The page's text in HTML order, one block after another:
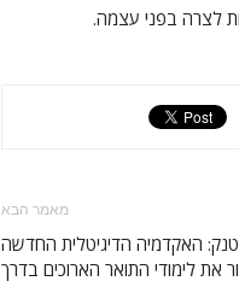
לצרה בפני עצמה.
מאמר הבא
האקדמיה הדיגיטלית החדשה
את לימודי התואר הארוכים בדרך